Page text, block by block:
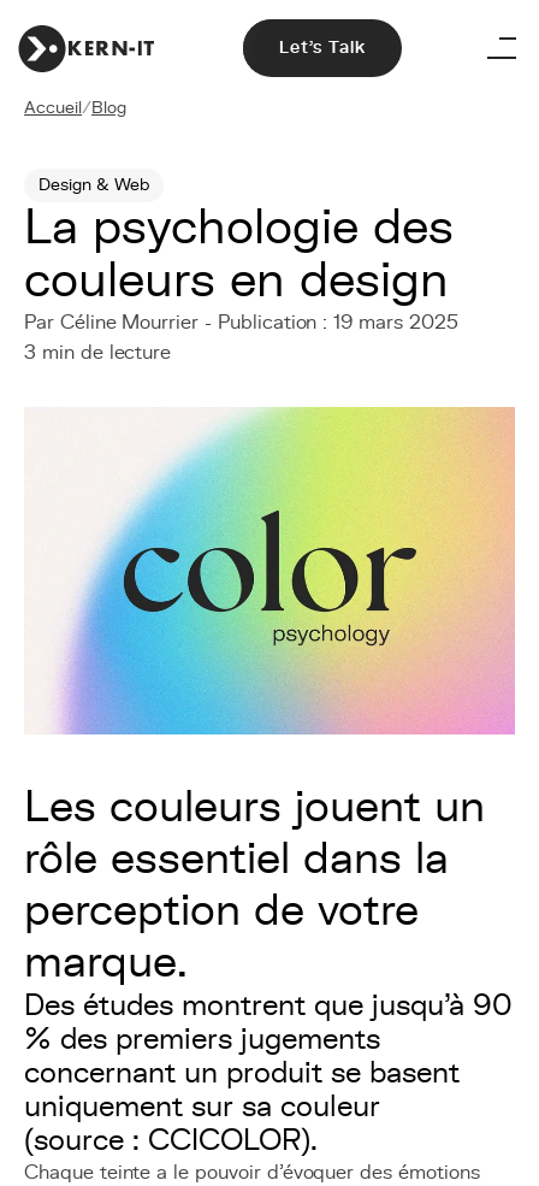
Let's Talk
Accueil/Blog
Design & Web
La psychologie des
couleurs en design
Par Céline Mourrier - Publication : 19 mars 2025
3 min de lecture
Les couleurs jouent un
rôle essentiel dans la
perception de votre
marque.
Des études montrent que jusqu'à 90
% des premiers jugements
concernant un produit se basent
uniquement sur sa couleur
(source : CCICOLOR).
Chaque teinte a le pouvoir d’évoquer des émotions